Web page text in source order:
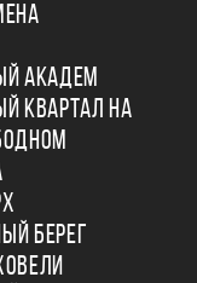
АКАДЕМ
КВАРТАЛ НА
БЕРЕГ